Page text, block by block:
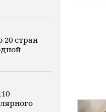
20 стран